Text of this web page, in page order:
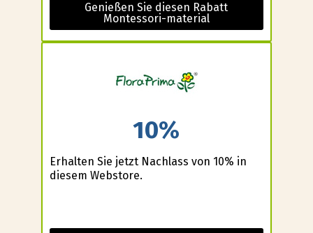
Genießen Sie diesen Rabatt
Montessori-material
10%
Erhalten Sie jetzt Nachlass von 10% in
diesem Webstore.